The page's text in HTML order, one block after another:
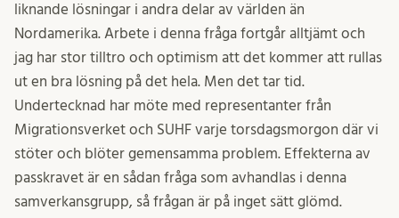
liknande lösningar i andra delar av världen än
Nordamerika. Arbete i denna fråga fortgår alltjämt och
jag har stor tilltro och optimism att det kommer att rullas
ut en bra lösning på det hela. Men det tar tid.
Undertecknad har möte med representanter från
Migrationsverket och SUHF varje torsdagsmorgon där vi
stöter och blöter gemensamma problem. Effekterna av
passkravet är en sådan fråga som avhandlas i denna
samverkansgrupp, så frågan är på inget sätt glömd.